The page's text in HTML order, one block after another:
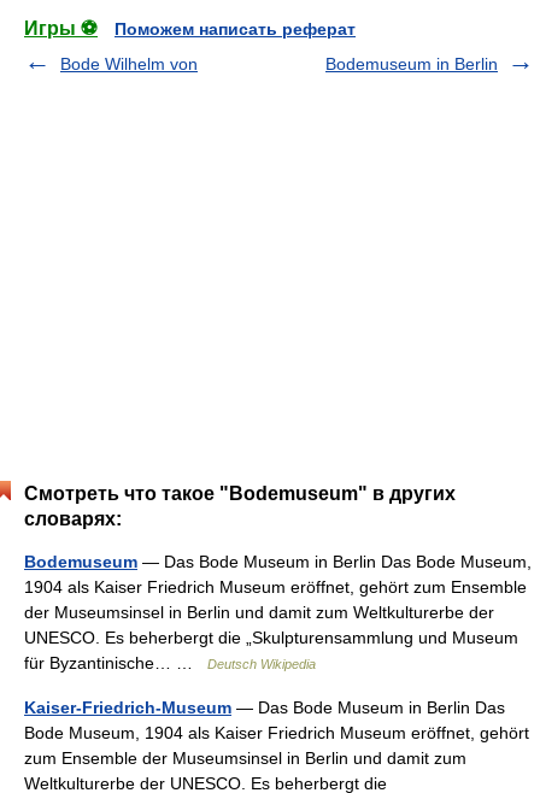
Игры ⚽
Поможем написать реферат
Bode Wilhelm von
Bodemuseum in Berlin
Смотреть что такое "Bodemuseum" в других
словарях:
Bodemuseum — Das Bode Museum in Berlin Das Bode Museum,
1904 als Kaiser Friedrich Museum eröffnet, gehört zum Ensemble
der Museumsinsel in Berlin und damit zum Weltkulturerbe der
UNESCO. Es beherbergt die „Skulpturensammlung und Museum
für Byzantinische… …
Deutsch Wikipedia
Kaiser-Friedrich-Museum — Das Bode Museum in Berlin Das
Bode Museum, 1904 als Kaiser Friedrich Museum eröffnet, gehört
zum Ensemble der Museumsinsel in Berlin und damit zum
Weltkulturerbe der UNESCO. Es beherbergt die